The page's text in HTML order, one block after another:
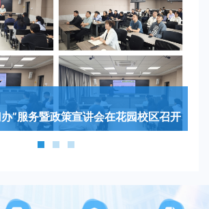
”服务暨政策宣讲会在花园校区召开